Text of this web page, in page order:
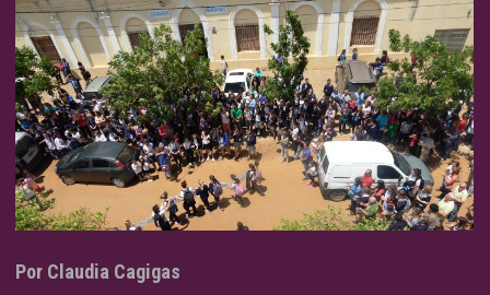
Por Claudia Cagigas